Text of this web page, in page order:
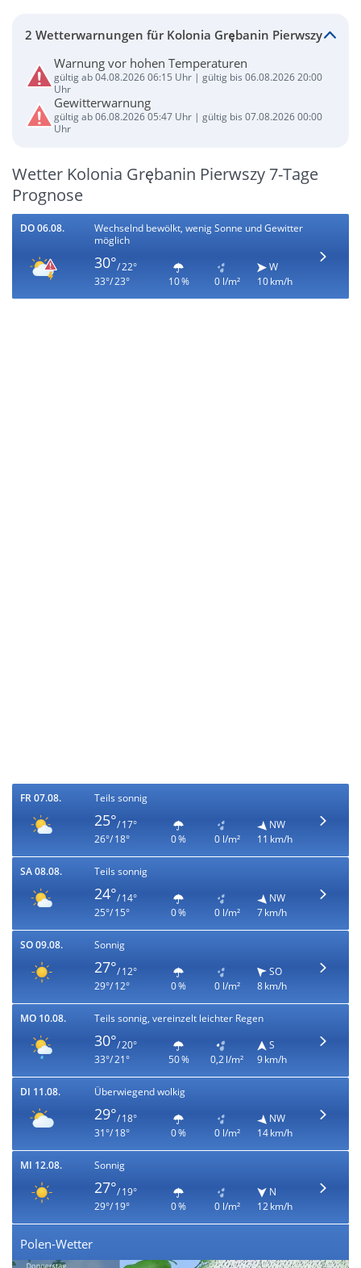
2 Wetterwarnungen für Kolonia Grębanin Pierwszy
Warnung vor hohen Temperaturen
gültig ab 04.08.2026 06:15 Uhr | gültig bis 06.08.2026 20:00
Uhr
Gewitterwarnung
gültig ab 06.08.2026 05:47 Uhr | gültig bis 07.08.2026 00:00
Uhr
Wetter Kolonia Grębanin Pierwszy 7-Tage
Prognose
DO 06.08.
Wechselnd bewölkt, wenig Sonne und Gewitter
möglich
30°/ 22°
33°/ 23°
10 % 0 l/m²
W
10 km/h
FR 07.08. Teils sonnig
25°/ 17°
26°/ 18°
0 % 0 l/m²
NW
11 km/h
SA 08.08. Teils sonnig
24°/ 14°
25°/ 15°
0 % 0 l/m²
NW
7 km/h
SO 09.08. Sonnig
27°/ 12°
29°/ 12°
0 % 0 l/m²
SO
8 km/h
MO 10.08. Teils sonnig, vereinzelt leichter Regen
30°/ 20°
33°/ 21°
50 % 0,2 l/m²
S
9 km/h
DI 11.08. Überwiegend wolkig
29°/ 18°
31°/ 18°
0 % 0 l/m²
NW
14 km/h
MI 12.08. Sonnig
27°/ 19°
29°/ 19°
0 % 0 l/m²
N
12 km/h
Polen-Wetter